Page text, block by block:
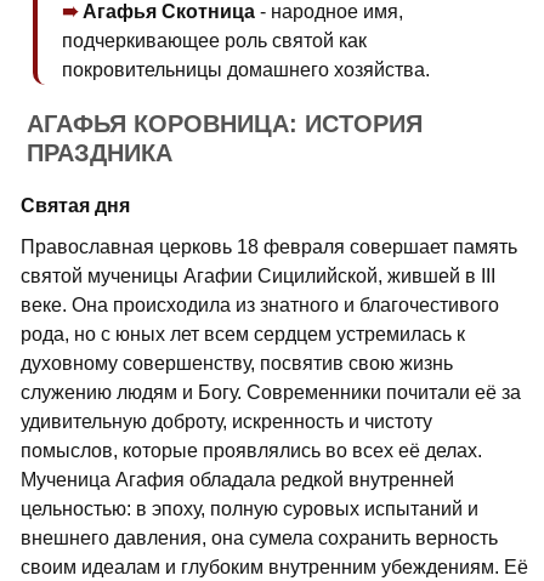
Агафья Скотница - народное имя,
подчеркивающее роль святой как
покровительницы домашнего хозяйства.
АГАФЬЯ КОРОВНИЦА: ИСТОРИЯ
ПРАЗДНИКА
Святая дня
Православная церковь 18 февраля совершает память
святой мученицы Агафии Сицилийской, жившей в III
веке. Она происходила из знатного и благочестивого
рода, но с юных лет всем сердцем устремилась к
духовному совершенству, посвятив свою жизнь
служению людям и Богу. Современники почитали её за
удивительную доброту, искренность и чистоту
помыслов, которые проявлялись во всех её делах.
Мученица Агафия обладала редкой внутренней
цельностью: в эпоху, полную суровых испытаний и
внешнего давления, она сумела сохранить верность
своим идеалам и глубоким внутренним убеждениям. Её